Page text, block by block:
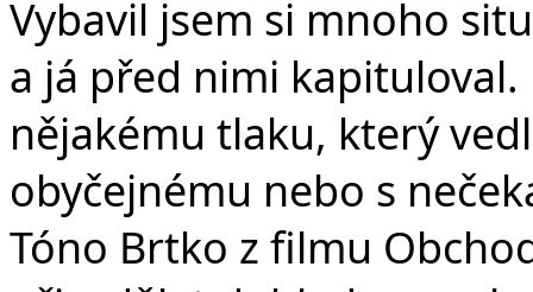
Vybavil jsem si mnoho
a já před nimi kapituloval.
nějakému tlaku, který
obyčejnému nebo s
Tóno Brtko z filmu